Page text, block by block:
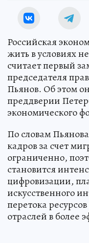
Российская
жить в условиях
считает первый
председателя
Пьянов. Об этом
преддверии
экономического
По словам
кадров за счет
ограниченно,
становится
цифровизации,
искусственного
перетока
отраслей в более